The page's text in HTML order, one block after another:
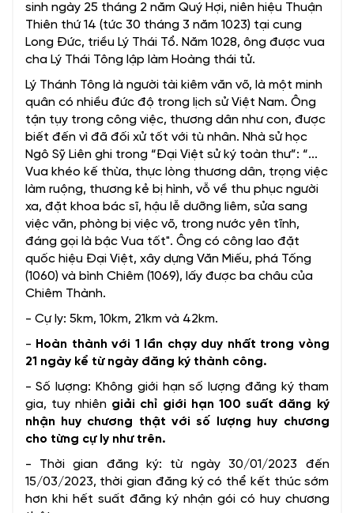
sinh ngày 25 tháng 2 năm Quý Hợi, niên hiệu Thuận
Thiên thứ 14 (tức 30 tháng 3 năm 1023) tại cung
Long Đức, triều Lý Thái Tổ. Năm 1028, ông được vua
cha Lý Thái Tông lập làm Hoàng thái tử.
Lý Thánh Tông là người tài kiêm văn võ, là một minh
quân có nhiều đức độ trong lịch sử Việt Nam. Ông
tận tụy trong công việc, thương dân như con, được
biết đến vì đã đối xử tốt với tù nhân. Nhà sử học
Ngô Sỹ Liên ghi trong “Đại Việt sử ký toàn thư”: “...
Vua khéo kế thừa, thực lòng thương dân, trọng việc
làm ruộng, thương kẻ bị hình, vỗ về thu phục người
xa, đặt khoa bác sĩ, hậu lễ dưỡng liêm, sửa sang
việc văn, phòng bị việc võ, trong nước yên tĩnh,
đáng gọi là bậc Vua tốt". Ông có công lao đặt
quốc hiệu Đại Việt, xây dựng Văn Miếu, phá Tống
(1060) và bình Chiêm (1069), lấy được ba châu của
Chiêm Thành.
- Cự ly: 5km, 10km, 21km và 42km.
- Hoàn thành với 1 lần chạy duy nhất trong vòng
21 ngày kể từ ngày đăng ký thành công.
- Số lượng: Không giới hạn số lượng đăng ký tham
gia, tuy nhiên giải chỉ giới hạn 100 suất đăng ký
nhận huy chương thật với số lượng huy chương
cho từng cự ly như trên.
- Thời gian đăng ký: từ ngày 30/01/2023 đến
15/03/2023, thời gian đăng ký có thể kết thúc sớm
hơn khi hết suất đăng ký nhận gói có huy chương